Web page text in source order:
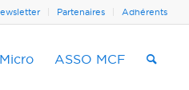
Partenaires Adhérents
ASSO MCF